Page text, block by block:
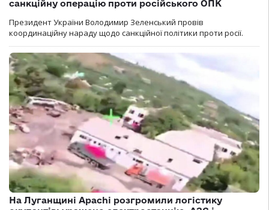
санкційну операцію проти російського ОПК
Президент України Володимир Зеленський провів
координаційну нараду щодо санкційної політики проти росії.
На Луганщині Apachi розгромили логістику